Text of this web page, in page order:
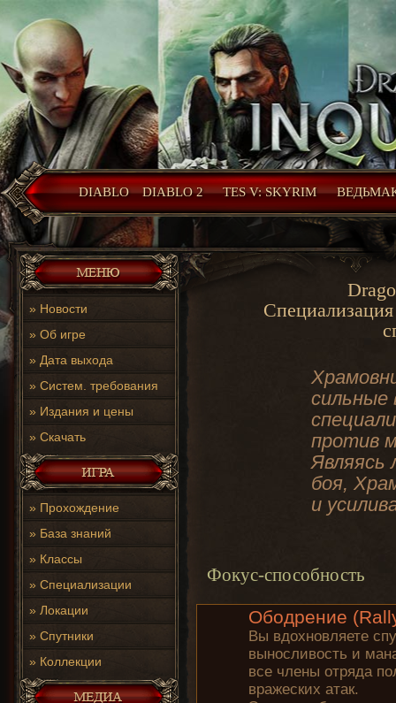
DIABLO DIABLO 2 TES V: SKYRIM
» Новости
» Об игре
» Дата выхода
» Систем. требования
» Издания и цены
» Скачать
» Прохождение
» База знаний
» Классы
» Специализации
» Локации
» Спутники
» Коллекции
сильные
против
Являясь
боя,
и
Фокус-способность
Ободрение
Вы вдохновляете
выносливость и
все члены отряда
вражеских атак.